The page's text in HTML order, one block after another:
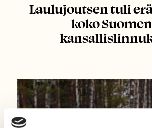
Laulujoutsen tuli
koko Suomen